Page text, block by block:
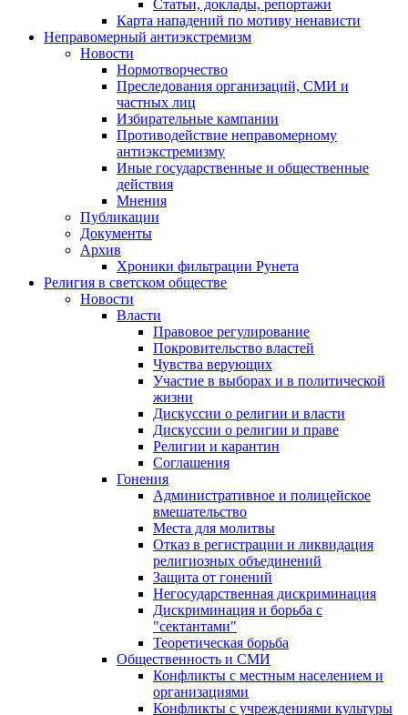
Статьи, доклады, репортажи
Карта нападений по мотиву ненависти
Неправомерный антиэкстремизм
Новости
Нормотворчество
Преследования организаций, СМИ и
частных лиц
Избирательные кампании
Противодействие неправомерному
антиэкстремизму
Иные государственные и общественные
действия
Мнения
Публикации
Документы
Архив
Хроники фильтрации Рунета
Религия в светском обществе
Новости
Власти
Правовое регулирование
Покровительство властей
Чувства верующих
Участие в выборах и в политической
жизни
Дискуссии о религии и власти
Дискуссии о религии и праве
Религии и карантин
Соглашения
Гонения
Административное и полицейское
вмешательство
Места для молитвы
Отказ в регистрации и ликвидация
религиозных объединений
Защита от гонений
Негосударственная дискриминация
Дискриминация и борьба с
"сектантами"
Теоретическая борьба
Общественность и СМИ
Конфликты с местным населением и
организациями
Конфликты с учреждениями культуры